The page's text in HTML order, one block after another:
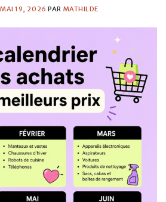
MAI 19, 2026 PAR MATHILDE